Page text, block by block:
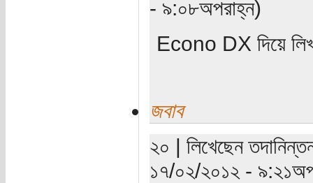
- ৯:০৮অপরাহ্ন)
Econo DX দিয়ে
জবাব
২০ | লিখেছেন
১৭/০২/২০১২ -